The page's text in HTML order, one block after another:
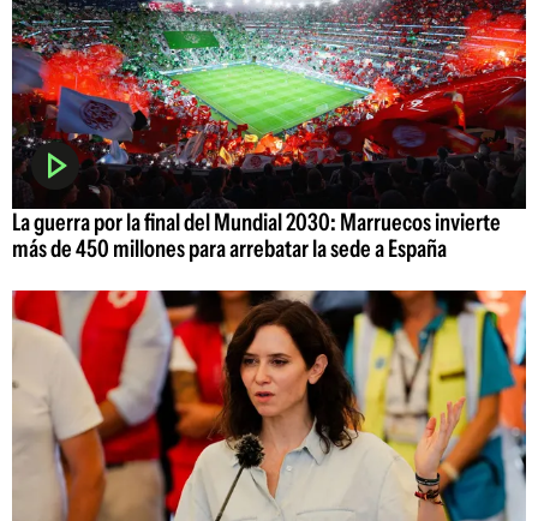
La guerra por la final del Mundial 2030: Marruecos invierte
más de 450 millones para arrebatar la sede a España